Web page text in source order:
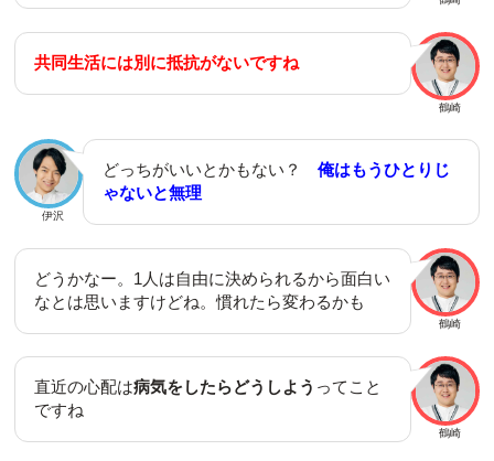
鶴崎
共同生活には別に抵抗がないですね
伊沢
どっちがいいとかもない？俺はもうひとりじ
ゃないと無理
鶴崎
どうかなー。1人は自由に決められるから面白い
なとは思いますけどね。慣れたら変わるかも
鶴崎
直近の心配は病気をしたらどうしよう ってこと
ですね